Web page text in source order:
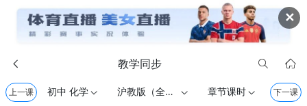
✕
 教学同步  
上一课 初中 化学 沪教版（全国） . 九年级上册  章节课时 下一课